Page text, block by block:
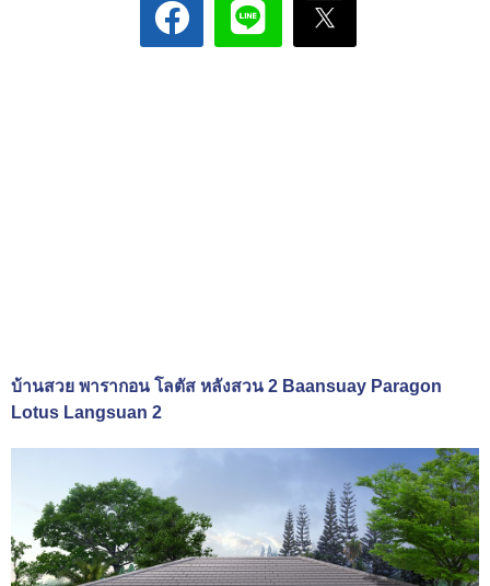
บ้านสวย พารากอน โลตัส หลังสวน 2 Baansuay Paragon
Lotus Langsuan 2